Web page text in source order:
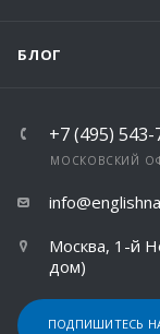
БЛОГ
+7 (495) 543-
МОСКОВСКИЙ
Москва, 1-й
дом)
ПОДПИШИТЕСЬ